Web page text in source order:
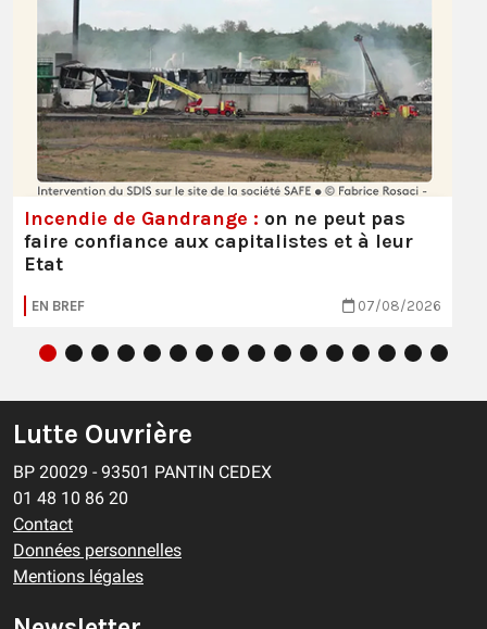
Incendie de Gandrange : on ne peut pas
faire confiance aux capitalistes et à leur
Etat
EN BREF 07/08/2026
Lutte Ouvrière
BP 20029 - 93501 PANTIN CEDEX
01 48 10 86 20
Contact
Données personnelles
Mentions légales